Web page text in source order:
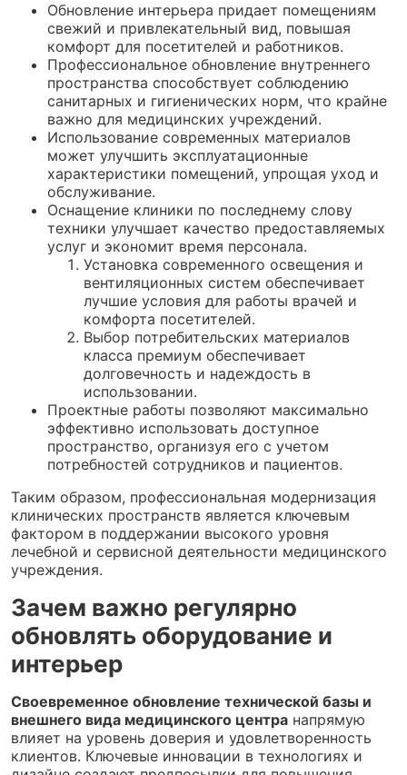
Обновление интерьера придает помещениям
свежий и привлекательный вид, повышая
комфорт для посетителей и работников.
Профессиональное обновление внутреннего
пространства способствует соблюдению
санитарных и гигиенических норм, что крайне
важно для медицинских учреждений.
Использование современных материалов
может улучшить эксплуатационные
характеристики помещений, упрощая уход и
обслуживание.
Оснащение клиники по последнему слову
техники улучшает качество предоставляемых
услуг и экономит время персонала.
Установка современного освещения и
вентиляционных систем обеспечивает
лучшие условия для работы врачей и
комфорта посетителей.
Выбор потребительских материалов
класса премиум обеспечивает
долговечность и надеждость в
использовании.
Проектные работы позволяют максимально
эффективно использовать доступное
пространство, организуя его с учетом
потребностей сотрудников и пациентов.
Таким образом, профессиональная модернизация
клинических пространств является ключевым
фактором в поддержании высокого уровня
лечебной и сервисной деятельности медицинского
учреждения.
Зачем важно регулярно
обновлять оборудование и
интерьер
Своевременное обновление технической базы и
внешнего вида медицинского центра напрямую
влияет на уровень доверия и удовлетворенность
клиентов. Ключевые инновации в технологиях и